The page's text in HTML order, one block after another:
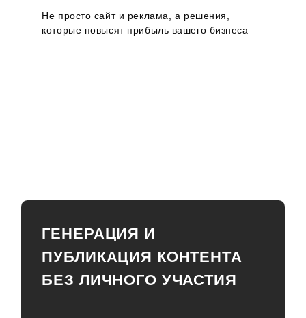
Не просто сайт и реклама, а решения,
которые повысят прибыль вашего бизнеса
ГЕНЕРАЦИЯ И
ПУБЛИКАЦИЯ КОНТЕНТА
БЕЗ ЛИЧНОГО УЧАСТИЯ